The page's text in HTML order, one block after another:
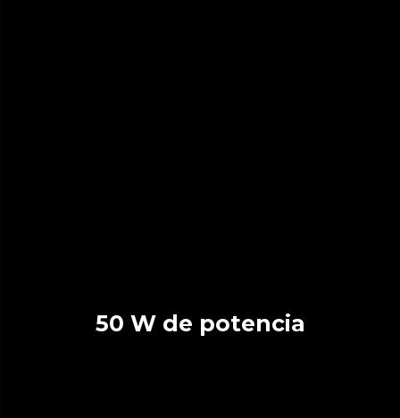
50 W de potencia